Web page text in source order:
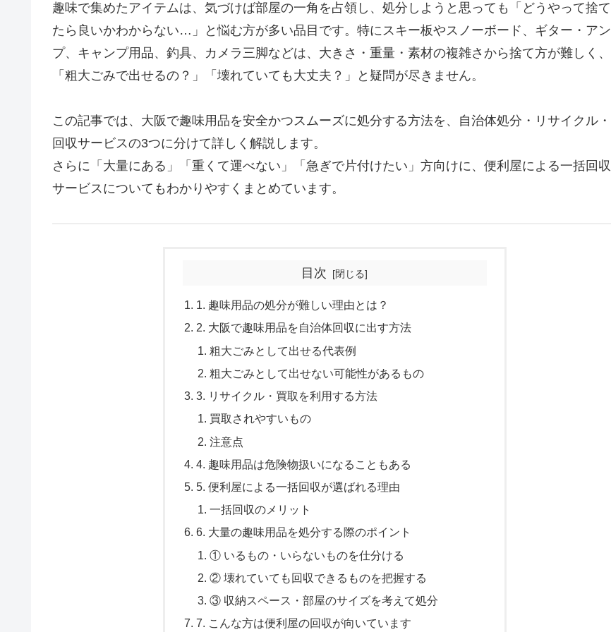
趣味で集めたアイテムは、気づけば部屋の一角を占領し、処分しようと思っても「どうやって捨て
たら良いかわからない…」と悩む方が多い品目です。特にスキー板やスノーボード、ギター・アン
プ、キャンプ用品、釣具、カメラ三脚などは、大きさ・重量・素材の複雑さから捨て方が難しく、
「粗大ごみで出せるの？」「壊れていても大丈夫？」と疑問が尽きません。
この記事では、大阪で趣味用品を安全かつスムーズに処分する方法を、自治体処分・リサイクル・
回収サービスの3つに分けて詳しく解説します。
さらに「大量にある」「重くて運べない」「急ぎで片付けたい」方向けに、便利屋による一括回収
サービスについてもわかりやすくまとめています。
目次
1. 趣味用品の処分が難しい理由とは？
2. 大阪で趣味用品を自治体回収に出す方法
粗大ごみとして出せる代表例
粗大ごみとして出せない可能性があるもの
3. リサイクル・買取を利用する方法
買取されやすいもの
注意点
4. 趣味用品は危険物扱いになることもある
5. 便利屋による一括回収が選ばれる理由
一括回収のメリット
6. 大量の趣味用品を処分する際のポイント
① いるもの・いらないものを仕分ける
② 壊れていても回収できるものを把握する
③ 収納スペース・部屋のサイズを考えて処分
7. こんな方は便利屋の回収が向いています